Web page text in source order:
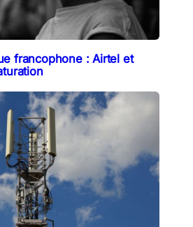
francophone : Airtel et